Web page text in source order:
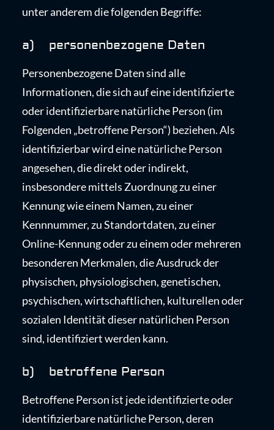
unter anderem die folgenden Begriffe:
a) personenbezogene Daten
Personenbezogene Daten sind alle
Informationen, die sich auf eine identifizierte
oder identifizierbare natürliche Person (im
Folgenden „betroffene Person“) beziehen. Als
identifizierbar wird eine natürliche Person
angesehen, die direkt oder indirekt,
insbesondere mittels Zuordnung zu einer
Kennung wie einem Namen, zu einer
Kennnummer, zu Standortdaten, zu einer
Online-Kennung oder zu einem oder mehreren
besonderen Merkmalen, die Ausdruck der
physischen, physiologischen, genetischen,
psychischen, wirtschaftlichen, kulturellen oder
sozialen Identität dieser natürlichen Person
sind, identifiziert werden kann.
b) betroffene Person
Betroffene Person ist jede identifizierte oder
identifizierbare natürliche Person, deren